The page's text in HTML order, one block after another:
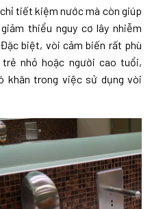
chỉ tiết kiệm nước mà còn giúp
thiểu nguy cơ lây nhiễm
biệt, vòi cảm biến rất phù
nhỏ hoặc người cao tuổi,
khăn trong việc sử dụng vòi